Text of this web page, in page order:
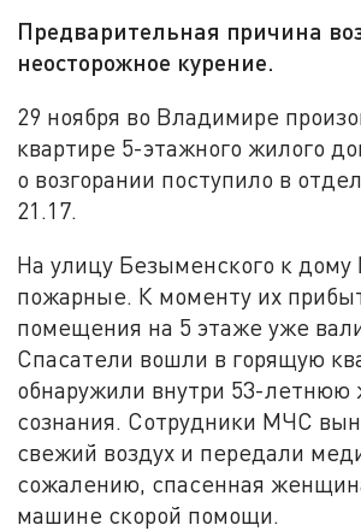
Предварительная причина
неосторожное курение.
29 ноября во Владимире
квартире 5-этажного жилого
о возгорании поступило в
21.17.
На улицу Безыменского к
пожарные. К моменту их
помещения на 5 этаже уже
Спасатели вошли в горящую
обнаружили внутри 53-летнюю
сознания. Сотрудники МЧС
свежий воздух и передали
сожалению, спасенная
машине скорой помощи.